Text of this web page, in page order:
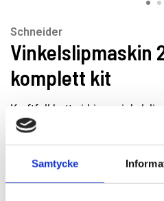
Samtycke
Schneider
Vinkelslipmaskin
komplett kit
Kraftfull batteridriven vinkelslip
motor och 8500 rpm. Snabbt
verktyg. Levereras med 4Ah
tygväska. 5 års garanti på